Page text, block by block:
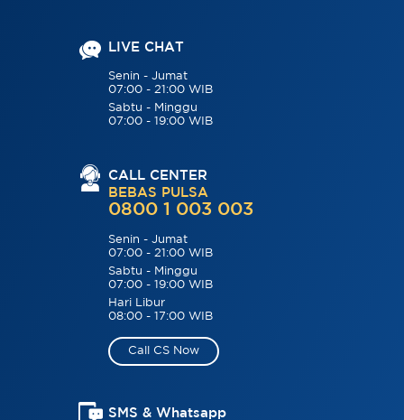
LIVE CHAT
Senin - Jumat
07:00 - 21:00 WIB
Sabtu - Minggu
07:00 - 19:00 WIB
CALL CENTER
BEBAS PULSA
0800 1 003 003
Senin - Jumat
07:00 - 21:00 WIB
Sabtu - Minggu
07:00 - 19:00 WIB
Hari Libur
08:00 - 17:00 WIB
Call CS Now
SMS & Whatsapp